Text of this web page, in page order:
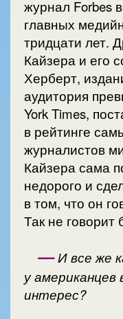
журнал Forbes
главных
тридцати лет.
Кайзера и его
Херберт,
аудитория
York Times,
в рейтинге
журналистов
Кайзера сама
недорого и
в том, что он
Так не говорит
—И все же
у
интерес?